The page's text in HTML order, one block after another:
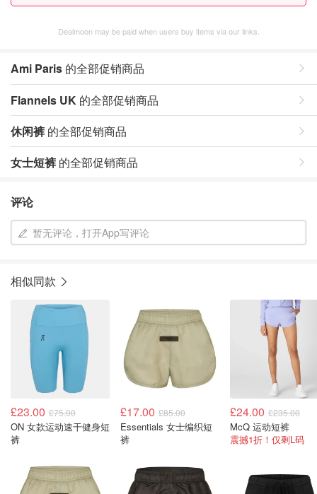
Dealmoon may be paid when users buy items via our links.
Ami Paris 的全部促销商品
Flannels UK 的全部促销商品
休闲裤 的全部促销商品
女士短裤 的全部促销商品
评论
暂无评论，打开App写评论
相似同款
£23.00 £75.00
ON 女款运动速干健身短
裤
£17.00 £85.00
Essentials 女士编织短
裤
£24.00 £235.00
McQ 运动短裤
震撼1折！仅剩L码